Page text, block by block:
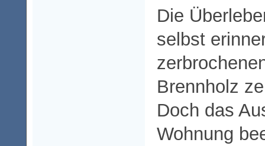
Die
selbst
Brennholz
Doch das
Wohnung